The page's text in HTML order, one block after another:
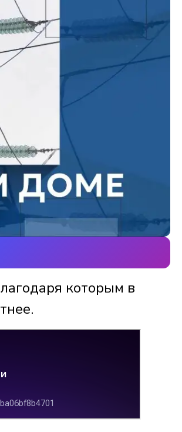
которым в